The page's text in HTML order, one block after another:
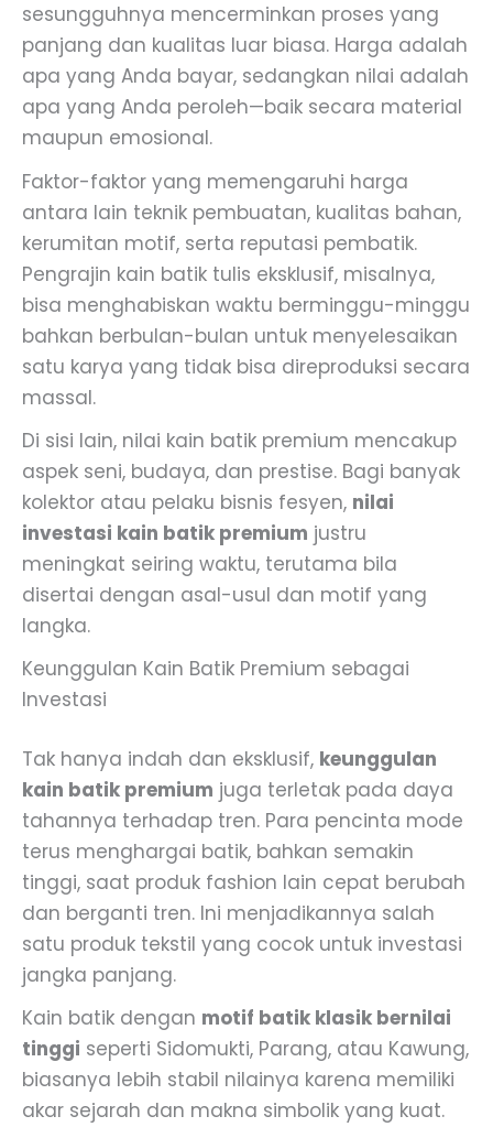
sesungguhnya mencerminkan proses yang
panjang dan kualitas luar biasa. Harga adalah
apa yang Anda bayar, sedangkan nilai adalah
apa yang Anda peroleh—baik secara material
maupun emosional.
Faktor-faktor yang memengaruhi harga
antara lain teknik pembuatan, kualitas bahan,
kerumitan motif, serta reputasi pembatik.
Pengrajin kain batik tulis eksklusif, misalnya,
bisa menghabiskan waktu berminggu-minggu
bahkan berbulan-bulan untuk menyelesaikan
satu karya yang tidak bisa direproduksi secara
massal.
Di sisi lain, nilai kain batik premium mencakup
aspek seni, budaya, dan prestise. Bagi banyak
kolektor atau pelaku bisnis fesyen, nilai
investasi kain batik premium justru
meningkat seiring waktu, terutama bila
disertai dengan asal-usul dan motif yang
langka.
Keunggulan Kain Batik Premium sebagai
Investasi
Tak hanya indah dan eksklusif, keunggulan
kain batik premium juga terletak pada daya
tahannya terhadap tren. Para pencinta mode
terus menghargai batik, bahkan semakin
tinggi, saat produk fashion lain cepat berubah
dan berganti tren. Ini menjadikannya salah
satu produk tekstil yang cocok untuk investasi
jangka panjang.
Kain batik dengan motif batik klasik bernilai
tinggi seperti Sidomukti, Parang, atau Kawung,
biasanya lebih stabil nilainya karena memiliki
akar sejarah dan makna simbolik yang kuat.